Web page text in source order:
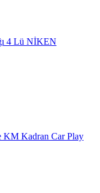
4 Lü NİKEN
KM Kadran Car Play